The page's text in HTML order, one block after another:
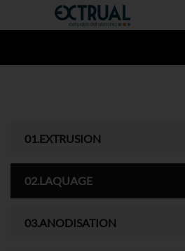
01.EXTRUSION
02.LAQUAGE
03.ANODISATION